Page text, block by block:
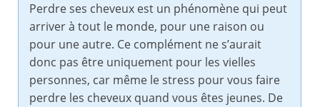
Perdre ses cheveux est un phénomène qui peut
arriver à tout le monde, pour une raison ou
pour une autre. Ce complément ne s’aurait
donc pas être uniquement pour les vielles
personnes, car même le stress pour vous faire
perdre les cheveux quand vous êtes jeunes. De